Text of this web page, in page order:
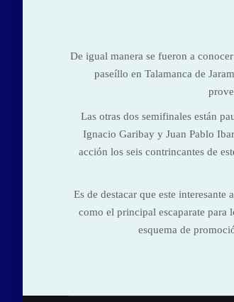
De igual manera se fueron a
paseíllo en Talamanca de
Las otras dos semifinales están
Ignacio Garibay y Juan Pablo
acción los seis contrincantes de
Es de destacar que este
como el principal escaparate para
esquema de